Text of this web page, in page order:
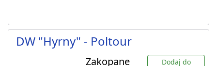
DW "Hyrny" - Poltour
Zakopane
Dodaj do